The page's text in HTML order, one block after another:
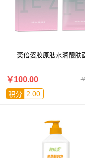
奕倍姿胶原肽水润靓肤
￥100.00
积分 2.00